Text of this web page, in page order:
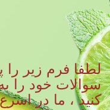
لطفا فرم زیر
کنید ، ما در